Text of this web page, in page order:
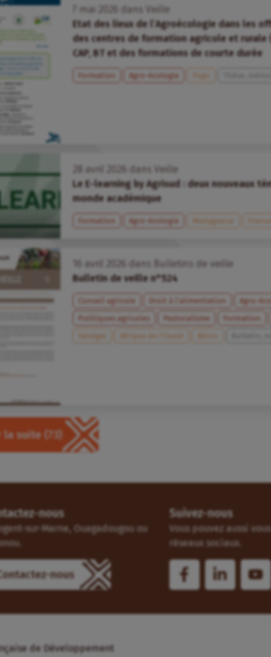
mai dans
Veille
Etat des lieux de l’Agroécologie dans les
des centres de formation agricole et rurale
CAP, BT et des formations de courte durée
Formation Agro-écologie Togo
avril dans
Veille
Le E-learning by Agrisud : deux nouveaux
monde académique
Formation Agro-écologie Madagascar France
avril dans
Bulletins de veille
Bulletin de veille n°524
Conseil agricole Droit à l’alimentation Agro-
Politiques agricoles
Pastoralisme Formation
Sénégal
Afrique de l’Ouest
la suite (73)
nous
sur-Marne, Ouagadougou ou
nous
Suivez-nous
Vous pouvez aussi
réseaux sociaux.
de Développement